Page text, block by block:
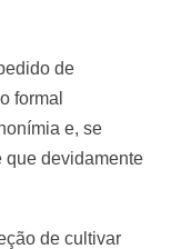
de
formal
e, se
que devidamente
de cultivar